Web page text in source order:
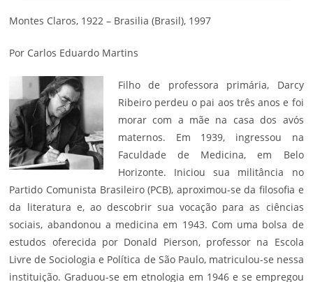
Montes Claros, 1922 – Brasilia (Brasil), 1997
Por Carlos Eduardo Martins
Filho de professora primária, Darcy
Ribeiro perdeu o pai aos três anos e foi
morar com a mãe na casa dos avós
maternos. Em 1939, ingressou na
Faculdade de Medicina, em Belo
Horizonte. Iniciou sua militância no
Partido Comunista Brasileiro (PCB), aproximou-se da filosofia e
da literatura e, ao descobrir sua vocação para as ciências
sociais, abandonou a medicina em 1943. Com uma bolsa de
estudos oferecida por Donald Pierson, professor na Escola
Livre de Sociologia e Política de São Paulo, matriculou-se nessa
instituição. Graduou-se em etnologia em 1946 e se empregou